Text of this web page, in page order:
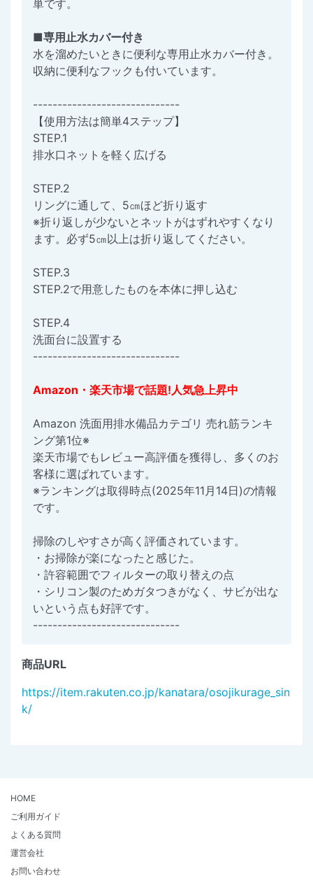
単です。
■専用止水カバー付き
水を溜めたいときに便利な専用止水カバー付き。
収納に便利なフックも付いています。
------------------------------
【使用方法は簡単4ステップ】
STEP.1
排水口ネットを軽く広げる
STEP.2
リングに通して、5㎝ほど折り返す
※折り返しが少ないとネットがはずれやすくなり
ます。必ず5㎝以上は折り返してください。
STEP.3
STEP.2で用意したものを本体に押し込む
STEP.4
洗面台に設置する
------------------------------
Amazon・楽天市場で話題!人気急上昇中
Amazon 洗面用排水備品カテゴリ 売れ筋ランキ
ング第1位※
楽天市場でもレビュー高評価を獲得し、多くのお
客様に選ばれています。
※ランキングは取得時点(2025年11月14日)の情報
です。
掃除のしやすさが高く評価されています。
・お掃除が楽になったと感じた。
・許容範囲でフィルターの取り替えの点
・シリコン製のためガタつきがなく、サビが出な
いという点も好評です。
------------------------------
商品URL
https://item.rakuten.co.jp/kanatara/osojikurage_sin
k/
HOME
ご利用ガイド
よくある質問
運営会社
お問い合わせ